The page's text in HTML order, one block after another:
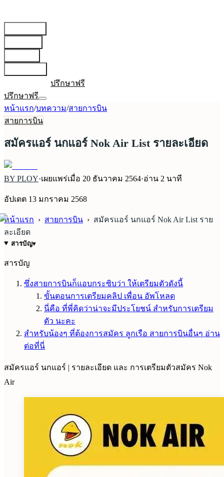
ปรึกษาฟรี
ปรึกษาฟรี
หน้าแรก/บทความ/สายการบิน
สายการบิน
สมัครแอร์ นกแอร์ Nok Air List รายละเอียด
BY PLOY·เผยแพร่เมื่อ 20 ธันวาคม 2564·อ่าน 2 นาที
อัปเดต 13 มกราคม 2568
หน้าแรก › สายการบิน › สมัครแอร์ นกแอร์ Nok Air List ราย
ละเอียด
สารบัญ▾
สารบัญ
ซึ่งสายการบินก็แอบกระซิบว่า ให้เตรียมตัวดังนี้
ขั้นตอนการเตรียมคลิป เพื่อน อัพโหลด
นี่คือ ที่พี่คิดว่าน่าจะมีประโยชน์ สำหรับการเตรียม
ตัว นะคะ
สำหรับน้องๆ ที่ต้องการสมัคร ลูกเรือ สายการบินอื่นๆ อ่าน
ต่อที่นี่
สมัครแอร์ นกแอร์ | รายละเอียด และ การเตรียมตัวสมัคร Nok
Air